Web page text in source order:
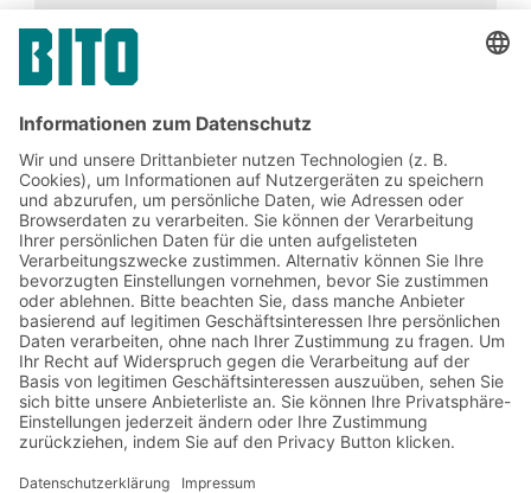
Jetzt beim BITO Newsletter
anmelden:
Lager- & Logistiknews
Exklusive Rabatte
Neuheiten
Newsletter abonnieren